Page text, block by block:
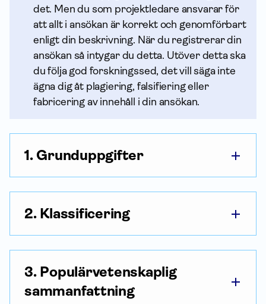
det. Men du som projektledare ansvarar för
att allt i ansökan är korrekt och genomförbart
enligt din beskrivning. När du registrerar din
ansökan så intygar du detta. Utöver detta ska
du följa god forskningssed, det vill säga inte
ägna dig åt plagiering, falsifiering eller
fabricering av innehåll i din ansökan.
1. Grunduppgifter
2. Klassificering
3. Populärvetenskaplig
sammanfattning